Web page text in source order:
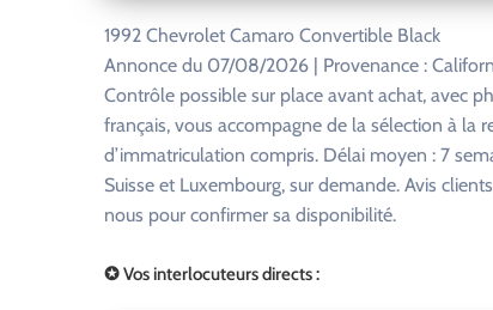
1992 Chevrolet Camaro Convertible Black
Annonce du 07/08/2026 | Provenance :
Contrôle possible sur place avant achat, avec
français, vous accompagne de la sélection à la
d’immatriculation compris. Délai moyen : 7
Suisse et Luxembourg, sur demande. Avis
nous pour confirmer sa disponibilité.
✪ Vos interlocuteurs directs :